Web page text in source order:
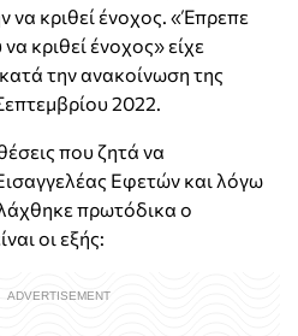
να κριθεί ένοχος. «Έπρεπε
κριθεί ένοχος» είχε
κατά την ανακοίνωση της
2022.
που ζητά να
Εφετών και λόγω
πρωτόδικα ο
οι εξής: